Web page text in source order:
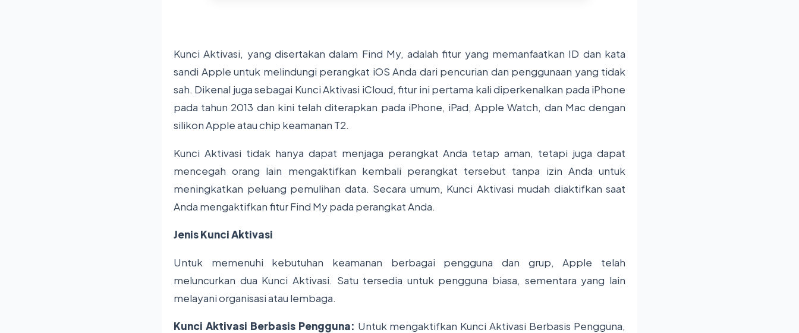
Kunci Aktivasi, yang disertakan dalam Find My, adalah fitur yang memanfaatkan ID dan kata
sandi Apple untuk melindungi perangkat iOS Anda dari pencurian dan penggunaan yang tidak
sah. Dikenal juga sebagai Kunci Aktivasi iCloud, fitur ini pertama kali diperkenalkan pada iPhone
pada tahun 2013 dan kini telah diterapkan pada iPhone, iPad, Apple Watch, dan Mac dengan
silikon Apple atau chip keamanan T2.
Kunci Aktivasi tidak hanya dapat menjaga perangkat Anda tetap aman, tetapi juga dapat
mencegah orang lain mengaktifkan kembali perangkat tersebut tanpa izin Anda untuk
meningkatkan peluang pemulihan data. Secara umum, Kunci Aktivasi mudah diaktifkan saat
Anda mengaktifkan fitur Find My pada perangkat Anda.
Jenis Kunci Aktivasi
Untuk memenuhi kebutuhan keamanan berbagai pengguna dan grup, Apple telah
meluncurkan dua Kunci Aktivasi. Satu tersedia untuk pengguna biasa, sementara yang lain
melayani organisasi atau lembaga.
Kunci Aktivasi Berbasis Pengguna: Untuk mengaktifkan Kunci Aktivasi Berbasis Pengguna,